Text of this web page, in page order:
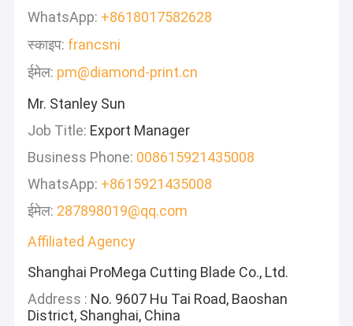
WhatsApp: +8618017582628
स्काइप: francsni
ईमेल: pm@diamond-print.cn
Mr. Stanley Sun
Job Title: Export Manager
Business Phone: 008615921435008
WhatsApp: +8615921435008
ईमेल: 287898019@qq.com
Affiliated Agency
Shanghai ProMega Cutting Blade Co., Ltd.
Address : No. 9607 Hu Tai Road, Baoshan
District, Shanghai, China